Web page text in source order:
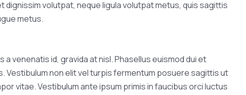
dignissim volutpat, neque ligula volutpat metus, quis sagittis
metus.
venenatis id, gravida at nisl. Phasellus euismod dui et
Vestibulum non elit vel turpis fermentum posuere sagittis ut
vitae. Vestibulum ante ipsum primis in faucibus orci luctus